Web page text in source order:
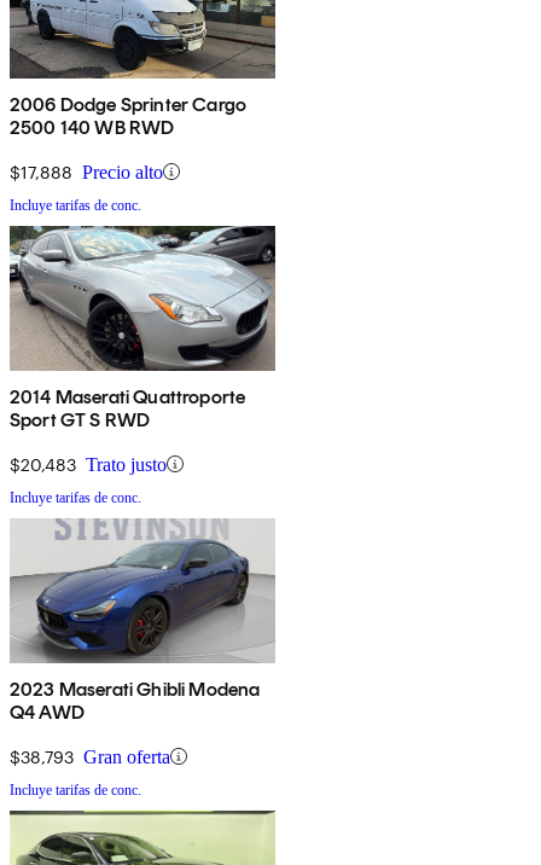
2006 Dodge Sprinter Cargo
2500 140 WB RWD
$17,888 Precio alto
Incluye tarifas de conc.
2014 Maserati Quattroporte
Sport GT S RWD
$20,483 Trato justo
Incluye tarifas de conc.
2023 Maserati Ghibli Modena
Q4 AWD
$38,793 Gran oferta
Incluye tarifas de conc.